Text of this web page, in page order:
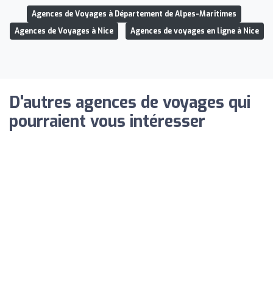
Agences de Voyages à Département de Alpes-Maritimes
Agences de Voyages à Nice
Agences de voyages en ligne à Nice
D'autres agences de voyages qui
pourraient vous intéresser